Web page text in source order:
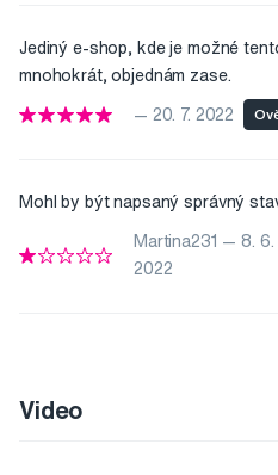
Jediný e-shop, kde je možné
mnohokrát, objednám zase.
— 20. 7. 2022
Mohl by být napsaný správný
Martina231 — 8. 6.
2022
Video